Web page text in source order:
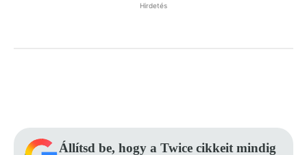
Hirdetés
Állítsd be, hogy a Twice cikkeit mindig